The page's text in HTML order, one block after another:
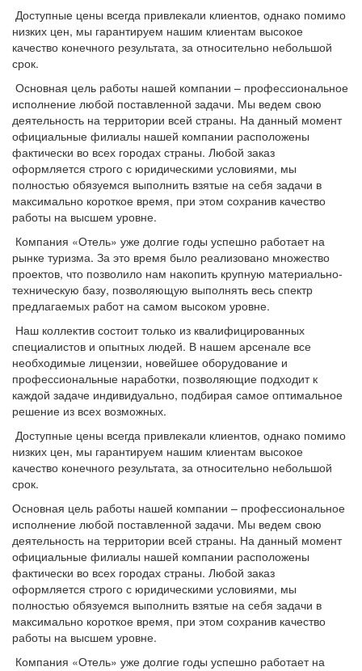
Доступные цены всегда привлекали клиентов, однако помимо
низких цен, мы гарантируем нашим клиентам высокое
качество конечного результата, за относительно небольшой
срок.
Основная цель работы нашей компании – профессиональное
исполнение любой поставленной задачи. Мы ведем свою
деятельность на территории всей страны. На данный момент
официальные филиалы нашей компании расположены
фактически во всех городах страны. Любой заказ
оформляется строго с юридическими условиями, мы
полностью обязуемся выполнить взятые на себя задачи в
максимально короткое время, при этом сохранив качество
работы на высшем уровне.
Компания «Отель» уже долгие годы успешно работает на
рынке туризма. За это время было реализовано множество
проектов, что позволило нам накопить крупную материально-
техническую базу, позволяющую выполнять весь спектр
предлагаемых работ на самом высоком уровне.
Наш коллектив состоит только из квалифицированных
специалистов и опытных людей. В нашем арсенале все
необходимые лицензии, новейшее оборудование и
профессиональные наработки, позволяющие подходит к
каждой задаче индивидуально, подбирая самое оптимальное
решение из всех возможных.
Доступные цены всегда привлекали клиентов, однако помимо
низких цен, мы гарантируем нашим клиентам высокое
качество конечного результата, за относительно небольшой
срок.
Основная цель работы нашей компании – профессиональное
исполнение любой поставленной задачи. Мы ведем свою
деятельность на территории всей страны. На данный момент
официальные филиалы нашей компании расположены
фактически во всех городах страны. Любой заказ
оформляется строго с юридическими условиями, мы
полностью обязуемся выполнить взятые на себя задачи в
максимально короткое время, при этом сохранив качество
работы на высшем уровне.
Компания «Отель» уже долгие годы успешно работает на